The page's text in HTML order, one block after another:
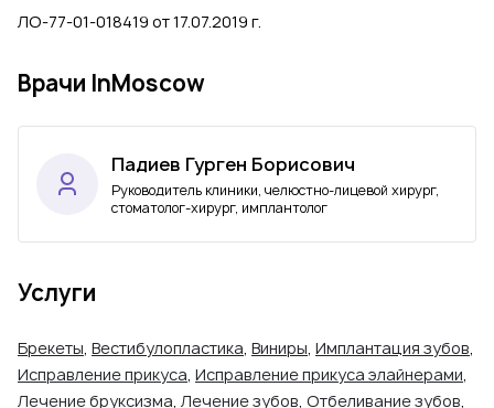
ЛО-77-01-018419 от 17.07.2019 г.
Врачи InMoscow
Падиев Гурген Борисович
Руководитель клиники, челюстно-лицевой хирург,
стоматолог-хирург, имплантолог
Услуги
Брекеты, Вестибулопластика, Виниры, Имплантация зубов,
Исправление прикуса, Исправление прикуса элайнерами,
Лечение бруксизма, Лечение зубов, Отбеливание зубов,